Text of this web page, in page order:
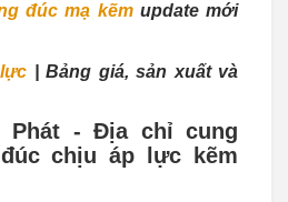
đúc mạ kẽmupdate mới
| Bảng giá, sản xuất và
Phát - Địa chỉ cung
chịu áp lực kẽm